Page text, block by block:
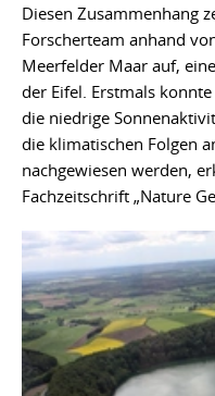
Diesen Zusammenhang
Forscherteam anhand
Meerfelder Maar auf,
der Eifel. Erstmals
die niedrige
die klimatischen Folgen
nachgewiesen werden,
Fachzeitschrift „Nature